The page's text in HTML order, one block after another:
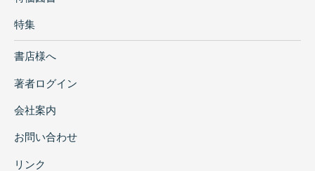
特集
書店様へ
著者ログイン
会社案内
お問い合わせ
リンク